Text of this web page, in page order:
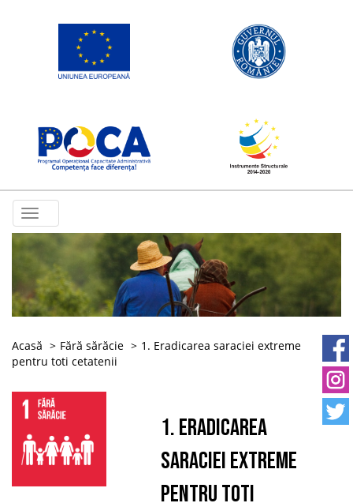
Toggle
navigation
Acasă Fără sărăcie
1. Eradicarea saraciei extreme
pentru toti cetatenii
1. Eradicarea
saraciei extreme
pentru toti